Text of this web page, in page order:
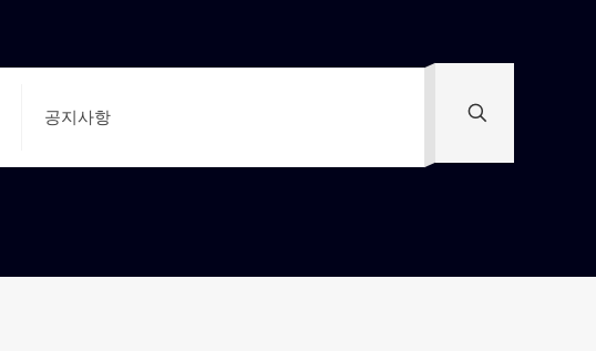
공지사항